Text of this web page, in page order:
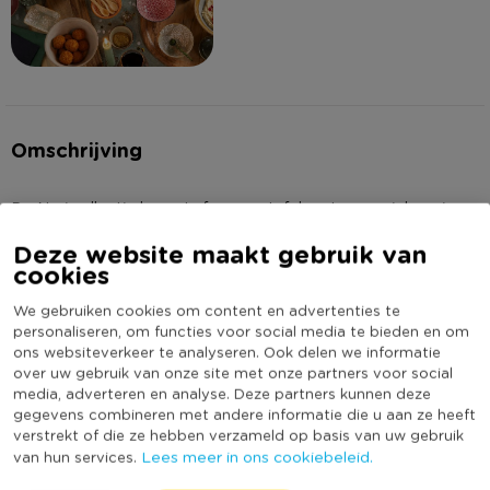
Deze website maakt gebruik van
cookies
We gebruiken cookies om content en advertenties te
personaliseren, om functies voor social media te bieden en om
ons websiteverkeer te analyseren. Ook delen we informatie
over uw gebruik van onze site met onze partners voor social
media, adverteren en analyse. Deze partners kunnen deze
gegevens combineren met andere informatie die u aan ze heeft
verstrekt of die ze hebben verzameld op basis van uw gebruik
van hun services. Lees meer in ons cookiebeleid.
Omschrijving
De Nori collectie brengt sfeer aan tafel met een unieke mix
blauw-bruine kleeuren tot frisse lichtblauwe en goudgele
accenten: Nori is een feestje voor het oog én perfect voor elk
eetmoment. Deze serie is verkrijgbaar in verschillende
formaten, zodat je eindeloos kunt combineren. Ideaal voor
sushi, tapas, borrelhapjes of desserts. Mix en match met de
verschillende producten uit de Nori collectie voor een mooie
tafeldekking!
Dit schaaltje is gemaakt van porselein en heeft een diameter
Lees meer
Specificaties
Artikelnummer
020068
Online Only
Nee
Materiaal
Porselein